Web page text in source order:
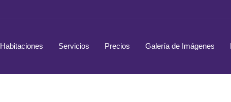
Habitaciones Servicios Precios Galería de Imágenes